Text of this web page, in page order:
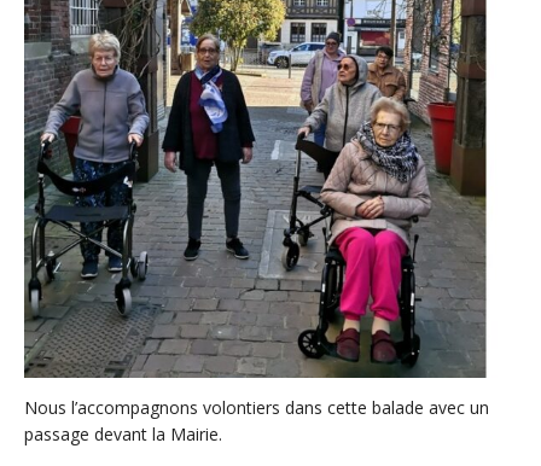
Nous l’accompagnons volontiers dans cette balade avec un
passage devant la Mairie.